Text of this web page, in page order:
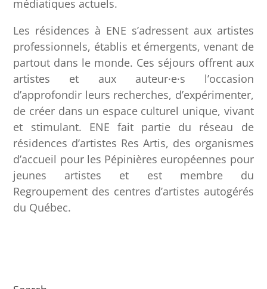
médiatiques actuels.
Les résidences à ENE s’adressent aux artistes
professionnels, établis et émergents, venant de
partout dans le monde. Ces séjours offrent aux
artistes et aux auteur·e·s l’occasion
d’approfondir leurs recherches, d’expérimenter,
de créer dans un espace culturel unique, vivant
et stimulant. ENE fait partie du réseau de
résidences d’artistes Res Artis, des organismes
d’accueil pour les Pépinières européennes pour
jeunes artistes et est membre du
Regroupement des centres d’artistes autogérés
du Québec.